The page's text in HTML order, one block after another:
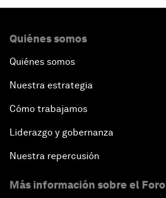
Quiénes somos
Quiénes somos
Nuestra estrategia
Cómo trabajamos
Liderazgo y gobernanza
Nuestra repercusión
Más información sobre el Foro